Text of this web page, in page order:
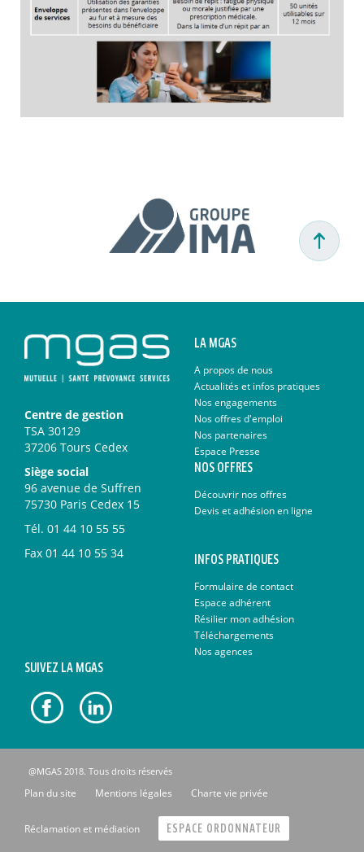
Centre de gestion
TSA 30129
37206 Tours Cedex
Siège social
96 avenue de Suffren
75730 Paris Cedex 15
Tél. 01 44 10 55 55
Fax 01 44 10 55 34
LA MGAS
A propos de nous
Actualités et infos pratiques
Nos engagements
Nos offres d'emploi
Nos partenaires
Espace Presse
NOS OFFRES
Découvrir nos offres
Devis et adhésion en ligne
INFOS PRATIQUES
Formulaire de contact
Espace adhérent
Résilier mon adhésion
Téléchargements
Nos agences
SUIVEZ LA MGAS
@MGAS 2018. Tous droits réservés
Plan du site Mentions légales Charte vie privée
Réclamation et médiation ESPACE ORDONNATEUR